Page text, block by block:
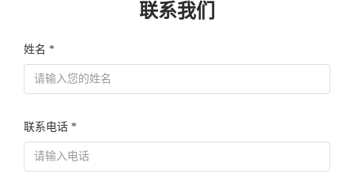
联系我们
姓名 *
联系电话 *